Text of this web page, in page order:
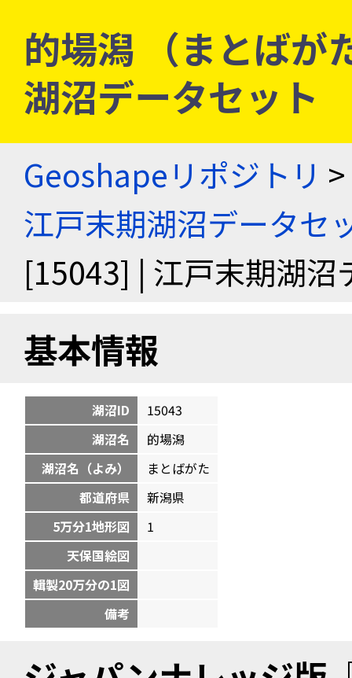
的場潟 （まとば
湖沼データセット
Geoshapeリポジトリ >
江戸末期湖沼データセ
[15043] | 江戸末期湖沼
基本情報
湖沼ID
15043
湖沼名
的場潟
湖沼名（よみ）
まとばがた
都道府県
新潟県
5万分1地形図
1
天保国絵図
輯製20万分の1図
備考